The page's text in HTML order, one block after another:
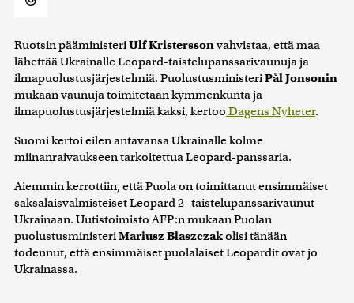
Ruotsin pääministeriUlf Kristerssonvahvistaa, että maa
lähettää Ukrainalle Leopard-taistelupanssarivaunuja ja
ilmapuolustusjärjestelmiä. PuolustusministeriPål Jonsonin
mukaan vaunuja toimitetaan kymmenkunta ja
ilmapuolustusjärjestelmiä kaksi, kertoo Dagens Nyheter.
Suomi kertoi eilen antavansa Ukrainalle kolme
miinanraivaukseen tarkoitettua Leopard-panssaria.
Aiemmin kerrottiin, että Puola on toimittanut ensimmäiset
saksalaisvalmisteiset Leopard 2 -taistelupanssarivaunut
Ukrainaan. Uutistoimisto AFP:n mukaan Puolan
puolustusministeriMariusz Blaszczakolisi tänään
todennut, että ensimmäiset puolalaiset Leopardit ovat jo
Ukrainassa.